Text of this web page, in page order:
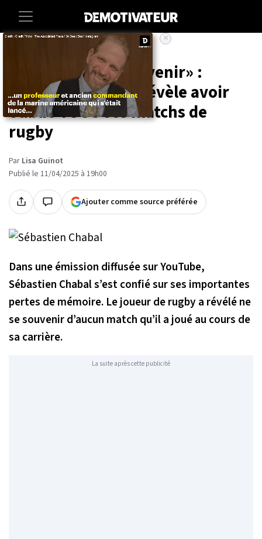
Entertainment People
«Je n'ai aucun souvenir» :
Sébastien Chabal révèle avoir
oublié TOUS ses matchs de
rugby
Par Lisa Guinot
Publié le 11/04/2025 à 19h00
Ajouter comme source préférée
Dans une émission diffusée sur YouTube,
Sébastien Chabal s’est confié sur ses importantes
pertes de mémoire. Le joueur de rugby a révélé ne
se souvenir d’aucun match qu’il a joué au cours de
sa carrière.
La suite après cette publicité
×